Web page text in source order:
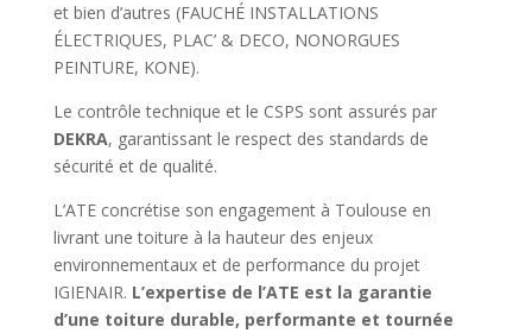
et bien d’autres (FAUCHÉ INSTALLATIONS
ÉLECTRIQUES, PLAC’ & DECO, NONORGUES
PEINTURE, KONE).
Le contrôle technique et le CSPS sont assurés par
DEKRA, garantissant le respect des standards de
sécurité et de qualité.
L’ATE concrétise son engagement à Toulouse en
livrant une toiture à la hauteur des enjeux
environnementaux et de performance du projet
IGIENAIR. L’expertise de l’ATE est la garantie
d’une toiture durable, performante et tournée